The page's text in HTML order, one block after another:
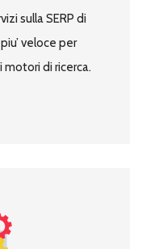
sulla SERP di
veloce per
motori di ricerca.